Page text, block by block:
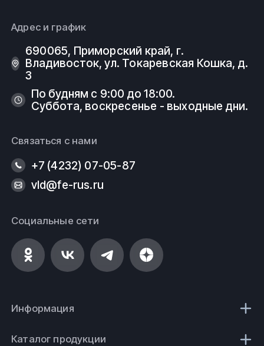
Адрес и график
690065, Приморский край, г.
Владивосток, ул. Токаревская Кошка, д.
3
По будням с 9:00 до 18:00.
Суббота, воскресенье - выходные дни.
Связаться с нами
+7 (4232) 07-05-87
vld@fe-rus.ru
Социальные сети
Информация
Каталог продукции